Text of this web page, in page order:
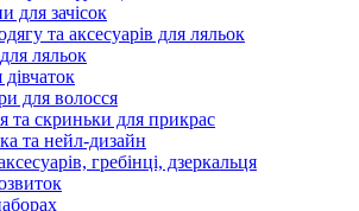
для зачісок
та аксесуарів для ляльок
ляльок
для волосся
та скриньки для прикрас
та нейл-дизайн
гребінці, дзеркальця